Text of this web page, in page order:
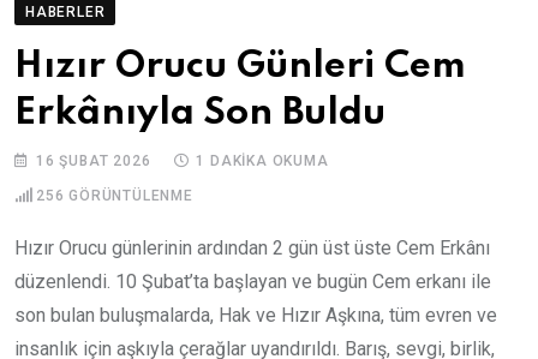
HABERLER
Hızır Orucu Günleri Cem
Erkânıyla Son Buldu
16 ŞUBAT 2026 1 DAKIKA OKUMA
256 GÖRÜNTÜLENME
Hızır Orucu günlerinin ardından 2 gün üst üste Cem Erkânı
düzenlendi. 10 Şubat’ta başlayan ve bugün Cem erkanı ile
son bulan buluşmalarda, Hak ve Hızır Aşkına, tüm evren ve
insanlık için aşkıyla çerağlar uyandırıldı. Barış, sevgi, birlik,